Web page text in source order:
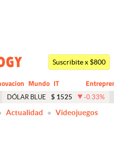
Suscribite x $800
Mundo
CIO
IT
Business
DÓLAR BLUE $ 1525 -0.33%
Actualidad Videojuegos